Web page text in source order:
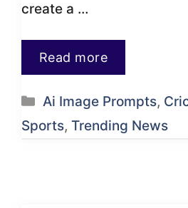
create a …
Read more
Categories
Ai Image Prompts,
Sports, Trending News